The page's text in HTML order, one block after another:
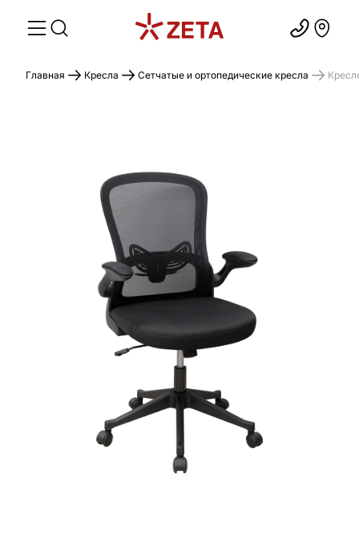
Главная Кресла Сетчатые и ортопедические кресла